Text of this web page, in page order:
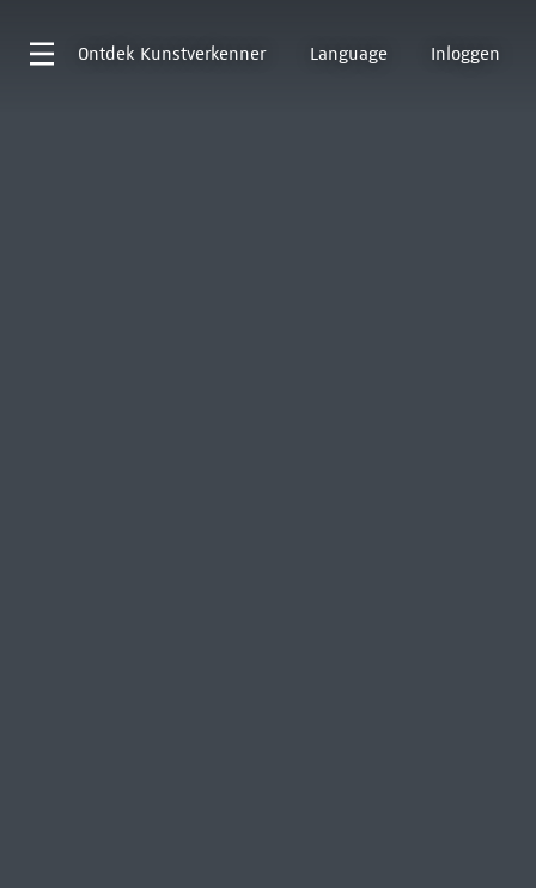
Ontdek Kunstverkenner Language Inloggen